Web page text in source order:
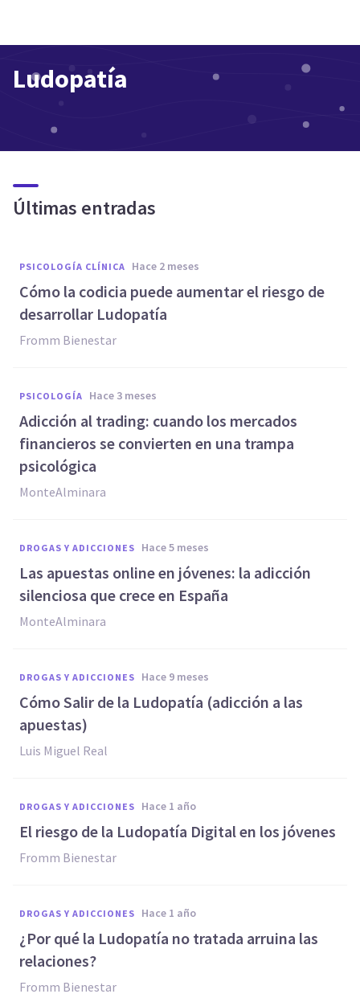
Ludopatía
Últimas entradas
PSICOLOGÍA CLÍNICA hace 2 meses
Cómo la codicia puede aumentar el riesgo de
desarrollar Ludopatía
Fromm Bienestar
PSICOLOGÍA hace 3 meses
Adicción al trading: cuando los mercados
financieros se convierten en una trampa
psicológica
MonteAlminara
DROGAS Y ADICCIONES hace 5 meses
Las apuestas online en jóvenes: la adicción
silenciosa que crece en España
MonteAlminara
DROGAS Y ADICCIONES hace 9 meses
Cómo Salir de la Ludopatía (adicción a las
apuestas)
Luis Miguel Real
DROGAS Y ADICCIONES hace 1 año
El riesgo de la Ludopatía Digital en los jóvenes
Fromm Bienestar
DROGAS Y ADICCIONES hace 1 año
¿Por qué la Ludopatía no tratada arruina las
relaciones?
Fromm Bienestar